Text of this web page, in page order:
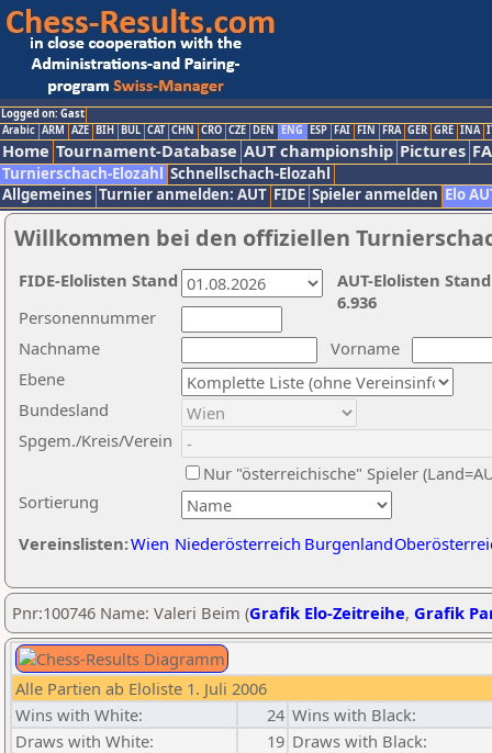
Logged on: Gast
Arabic ARM AZE BIH BUL CAT CHN CRO CZE DEN ENG ESP FAI FIN FRA GER GRE INA
Home Tournament-Database AUT championship Pictures
Turnierschach-Elozahl Schnellschach-Elozahl
Allgemeines Turnier anmelden: AUT FIDE Spieler anmelden Elo
Willkommen bei den offiziellen
Nachname
Vorname
Ebene
Sortierung
Personennummer
Bundesland
Spgem./Kreis/Verein
Nur "österreichische" Spieler
Vereinslisten:Wien Niederösterreich Burgenland
AUT-Elolisten
6.936
FIDE-Elolisten Stand
Pnr:100746 Name: Valeri Beim (Grafik Elo-Zeitreihe, Grafik
Alle Partien ab Eloliste 1. Juli 2006
Wins with White:
24 Wins with Black:
Draws with White:
19 Draws with Black: